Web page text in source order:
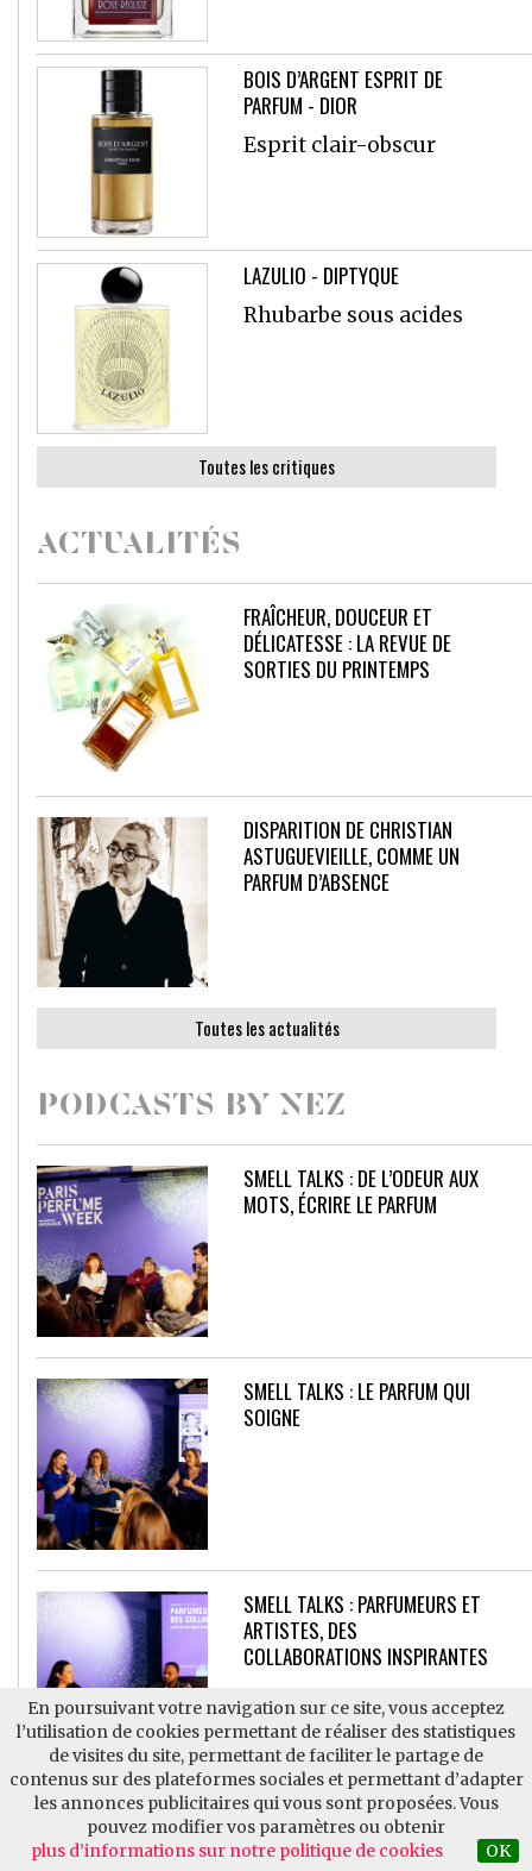
En poursuivant votre navigation sur ce site, vous acceptez
l’utilisation de cookies permettant de réaliser des statistiques
de visites du site, permettant de faciliter le partage de
contenus sur des plateformes sociales et permettant d’adapter
les annonces publicitaires qui vous sont proposées. Vous
pouvez modifier vos paramètres ou obtenir
plus d’informations sur notre politique de cookies
OK
BOIS D’ARGENT ESPRIT DE
PARFUM - DIOR
Esprit clair-obscur
LAZULIO - DIPTYQUE
Rhubarbe sous acides
Toutes les critiques
ACTUALITÉS
FRAÎCHEUR, DOUCEUR ET
DÉLICATESSE : LA REVUE DE
SORTIES DU PRINTEMPS
DISPARITION DE CHRISTIAN
ASTUGUEVIEILLE, COMME UN
PARFUM D’ABSENCE
Toutes les actualités
PODCASTS BY NEZ
SMELL TALKS : DE L’ODEUR AUX
MOTS, ÉCRIRE LE PARFUM
SMELL TALKS : LE PARFUM QUI
SOIGNE
SMELL TALKS : PARFUMEURS ET
ARTISTES, DES
COLLABORATIONS INSPIRANTES
Tous les podcasts